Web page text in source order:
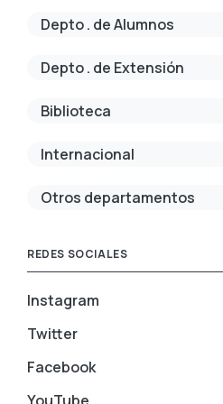
Depto . de Alumnos
Depto . de Extensión
Biblioteca
Internacional
Otros departamentos
REDES SOCIALES
Instagram
Twitter
Facebook